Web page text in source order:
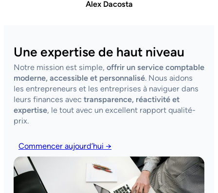
Alex Dacosta
Une expertise de haut niveau
Notre mission est simple, offrir un service comptable
moderne, accessible et personnalisé. Nous aidons
les entrepreneurs et les entreprises à naviguer dans
leurs finances avec transparence, réactivité et
expertise, le tout avec un excellent rapport qualité-
prix.
Commencer aujourd’hui →